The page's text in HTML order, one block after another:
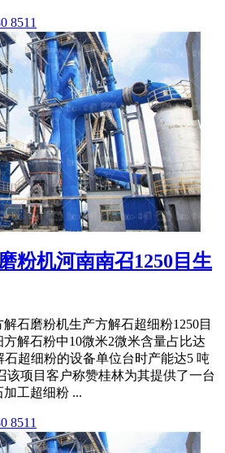
8511
粉机河南南召1250目生
石磨粉机生产方解石超细粉1250目
解石粉中10微米2微米含量占比达
石超细粉的设备单位台时产能达5 吨
该项目客户称赞桂林为其提供了一台
工超细粉 ...
8511